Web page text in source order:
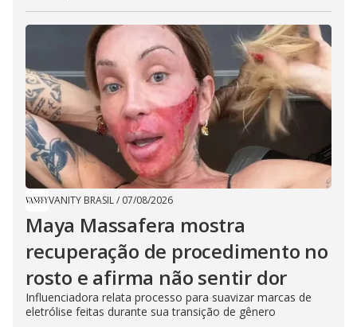
VANITY BRASIL/ 07/08/2026
Maya Massafera mostra
recuperação de procedimento no
rosto e afirma não sentir dor
Influenciadora relata processo para suavizar marcas de
eletrólise feitas durante sua transição de gênero